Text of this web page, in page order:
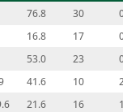
76.8 30
16.8 17
53.0 23
41.6 10
21.6 16